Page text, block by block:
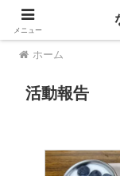
ホーム
活動報告
メニュー